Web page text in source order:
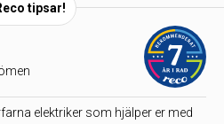
tipsar!
elektriker som hjälper er med